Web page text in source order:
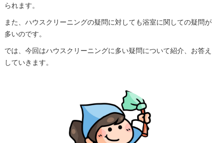
られます。
また、ハウスクリーニングの疑問に対しても浴室に関しての疑問が
多いのです。
では、今回はハウスクリーニングに多い疑問について紹介、お答え
していきます。